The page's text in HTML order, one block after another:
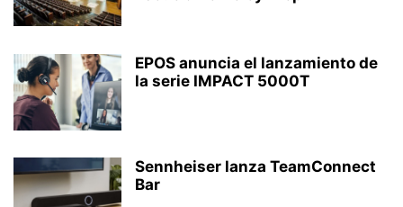
EPOS anuncia el lanzamiento de
la serie IMPACT 5000T
Sennheiser lanza TeamConnect
Bar